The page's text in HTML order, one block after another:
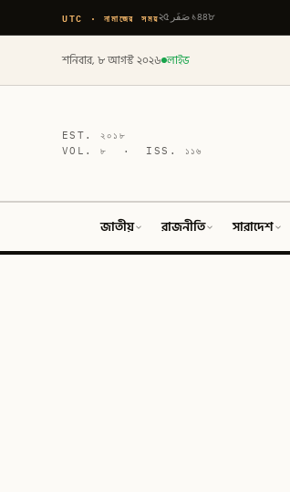
UTC · নামাজের সময় ২৫ صَفَر ১৪৪৮
শনিবার, ৮ আগস্ট ২০২৬ লাইভ
EST.২০১৮
VOL.৮ · ISS. ১১৬
জাতীয় রাজনীতি সারাদেশ